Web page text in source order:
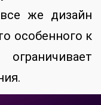
же дизайн
особенного к